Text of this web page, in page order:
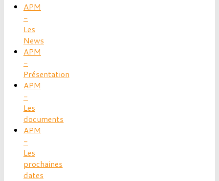
APM
-
Les
News
APM
-
Présentation
APM
-
Les
documents
APM
-
Les
prochaines
dates